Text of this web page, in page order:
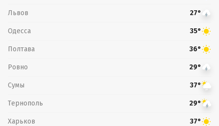
Львов 27°
Одесса 35°
Полтава 36°
Ровно 29°
Сумы 37°
Тернополь 29°
Харьков 37°